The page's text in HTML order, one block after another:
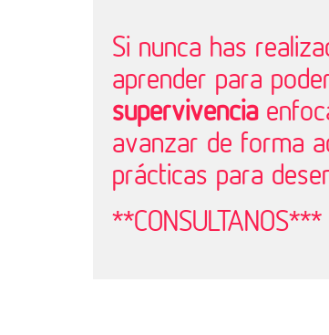
Si nunca has
aprender para
supervivencia
avanzar de forma
prácticas para
**CONSULTANOS***